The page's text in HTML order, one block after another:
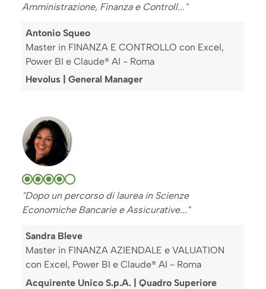
Amministrazione, Finanza e Controll..."
Antonio Squeo
Master in FINANZA E CONTROLLO con Excel,
Power BI e Claude® AI - Roma
Hevolus | General Manager
"Dopo un percorso di laurea in Scienze
Economiche Bancarie e Assicurative..."
Sandra Bleve
Master in FINANZA AZIENDALE e VALUATION
con Excel, Power BI e Claude® AI - Roma
Acquirente Unico S.p.A. | Quadro Superiore